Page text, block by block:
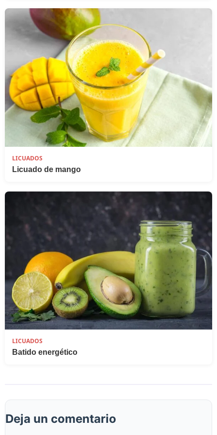
LICUADOS
Licuado de mango
LICUADOS
Batido energético
Deja un comentario